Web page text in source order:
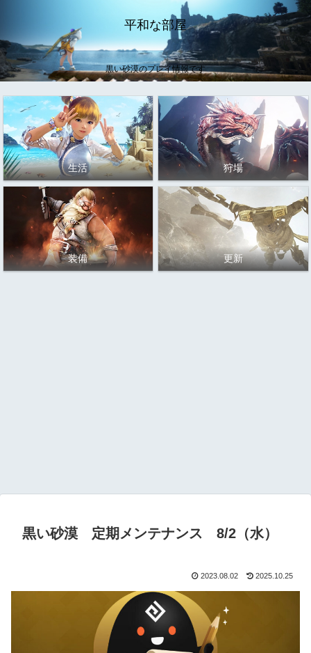
平和な部屋
黒い砂漠のプレイ情報です
生活 狩場
装備 更新
黒い砂漠 定期メンテナンス 8/2（水）
2023.08.02 2025.10.25